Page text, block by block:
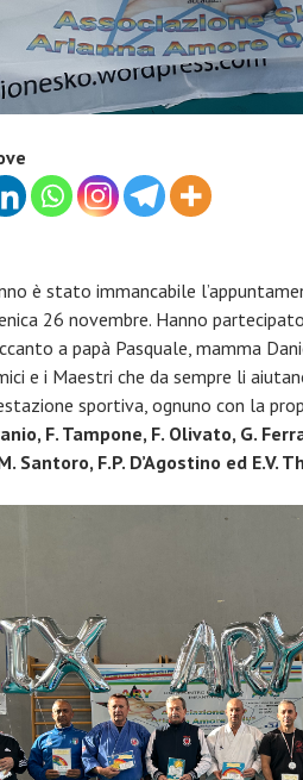
è stato immancabile
26 novembre. Hanno
a papà Pasquale, mamma
e i Maestri che da sempre li
sportiva, ognuno con la
F. Tampone, F. Olivato, G.
Santoro, F.P. D’Agostino ed E.V.